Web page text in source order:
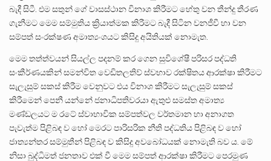
බැදී සිටී. එම සතුන් ගේ වාසස්ථාන විනාශ කිරීමට හේතු වන තීන්දු තීරණ
ගැනීමට මෙම සම්මුතිය ක්‍රියාත්මක කිරීමට බැදී සිටින වනජීවී හා වන
සම්පත් සංරක්ෂණ අමාත්‍යංශයට කිසිදු අයිතියක් නොමැත.
මෙම තත්ත්වයන් සියල්ල පදනම් කර ගෙන සුවිශේෂී පරිසර පද්ධති
සංකීර්ණයකින් සමන්විත වෙඩිතලතිව් ස්වභාව රක්ෂිතය ආරක්ෂා කිරීමට
සැලැසුම් සකස් කිරීම වෙනුවට එය විනාශ කිරීමට සැලැසුම් සකස්
කිරීමෙන් පෙනී යන්නේ ජනාධිපතිවරයා ඇතුළු සමස්ත අමාත්‍ය
මණ්ඩලයට ම රටේ ස්වාභාවික සම්පත්වල වර්තමාන හා අනාගත
පැවැත්ම පිළිබඳ ව හෝ මෙරට පාරිසරික නීති පද්ධතිය පිළිබඳ ව හෝ
ජාත්‍යන්තර සම්මුතීන් පිළිබඳ ව කිසිදු අවබෝධයක් නොමැති බව ය. මේ
නිසා බුද්ධිමත් ජනතාව එක් වී මෙම සම්පත් ආරක්ෂා කිරීමට පෙරමුණ